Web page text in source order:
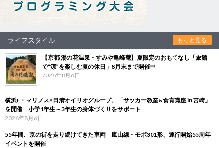
ライフスタイル もっと見る
【京都 湯の花温泉・すみや亀峰菴】夏限定のおもてなし「旅館
で“涼”を楽しむ夏の休日」8月末まで開催中
2026年8月6日
横浜F・マリノス×日清オイリオグループ、「サッカー教室&食育講座 in 宮崎」
を開催 小学1年生～3年生の身体づくりをサポート
2026年8月6日
55年間、京の街を走り続けてきた車両 嵐山線・モボ301形、運行開始55周年
イベントを開催